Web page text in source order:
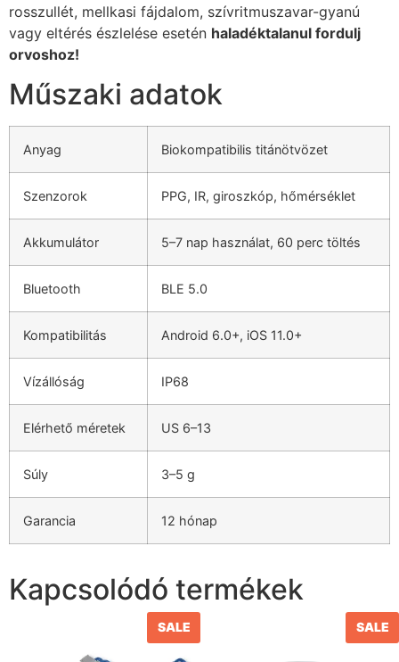
rosszullét, mellkasi fájdalom, szívritmuszavar-gyanú
vagy eltérés észlelése esetén haladéktalanul fordulj
orvoshoz!
Műszaki adatok
Anyag Biokompatibilis titánötvözet
Szenzorok PPG, IR, giroszkóp, hőmérséklet
Akkumulátor 5–7 nap használat, 60 perc töltés
Bluetooth BLE 5.0
Kompatibilitás Android 6.0+, iOS 11.0+
Vízállóság IP68
Elérhető méretek US 6–13
Súly 3–5 g
Garancia 12 hónap
Kapcsolódó termékek
SALE SALE